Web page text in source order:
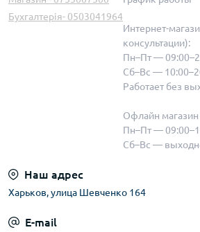
Бухгалтерія- 0503041964
Интернет-
консультации):
Пн–Пт —
Сб–Вс —
Работает без
Офлайн
Пн–Пт —
Сб–Вс —
Наш адрес
Харьков, улица Шевченко 164
E-mail